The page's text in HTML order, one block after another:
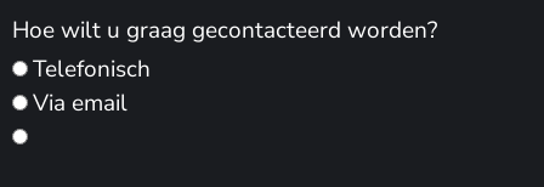
Hoe wilt u graag gecontacteerd worden?
Telefonisch
Via email